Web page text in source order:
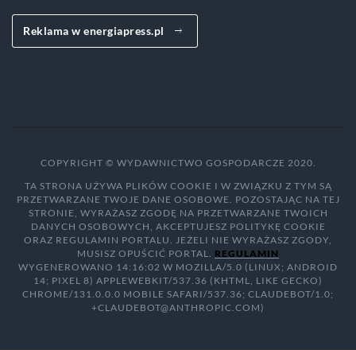
Reklama w energiapress.pl
COPYRIGHT © WYDAWNICTWO GOSPODARCZE 2020.
TA STRONA UŻYWA PLIKÓW COOKIE I W ZWIĄZKU Z TYM SĄ
PRZETWARZANE TWOJE DANE OSOBOWE. POZOSTAJĄC NA TEJ
STRONIE, WYRAŻASZ ZGODĘ NA PRZETWARZANE TWOICH
DANYCH OSOBOWYCH, AKCEPTUJESZ POLITYKĘ COOKIE
ORAZ REGULAMIN PORTALU. JEŻELI NIE WYRAŻASZ ZGODY,
MUSISZ OPUŚCIĆ PORTAL. REGULAMIN
WYGENEROWANO 14:16:02 W MOZILLA/5.0 (LINUX; ANDROID
14; PIXEL 8) APPLEWEBKIT/537.36 (KHTML, LIKE GECKO)
CHROME/131.0.0.0 MOBILE SAFARI/537.36; CLAUDEBOT/1.0;
+CLAUDEBOT@ANTHROPIC.COM)